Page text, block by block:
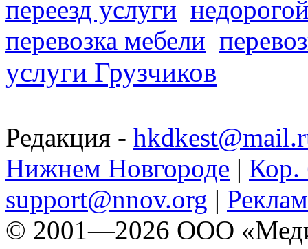
переезд услуги
перевозка мебели
услуги Грузчиков
Редакция -
Нижнем Новгороде | Кор.
support@nnov.org |
© 2001—2026 ООО